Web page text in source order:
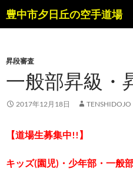
ン
ツ
キ
豊中市夕日丘の空手道場
検
索
昇段審査
一般部昇級・
2017年12月18日 TENSHIDOJO
【道場生募集中!!】
キッズ(園児)・少年部・一般